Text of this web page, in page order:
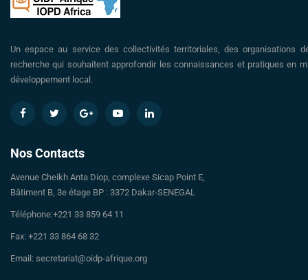
Un espace au service des collectivités territoriales, des organisations
recherche qui souhaitent approfondir les connaissances et pratiques en
développement local.
Nos Contacts
Avenue Cheikh Anta Diop, complexe Sicap Point E,
Bâtiment B, 3e étage BP : 3372 Dakar-SENEGAL
Téléphone:+221 33 859 64 11
Fax: +221 33 864 68 32
Email: secretariat@oidp-afrique.org